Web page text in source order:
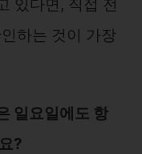
있다면, 직접 전
하는 것이 가장
일요일에도 항
?